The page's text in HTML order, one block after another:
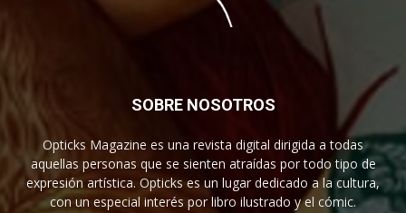
SOBRE NOSOTROS
Opticks Magazine es una revista digital dirigida a todas
aquellas personas que se sienten atraídas por todo tipo de
expresión artística. Opticks es un lugar dedicado a la cultura,
con un especial interés por libro ilustrado y el cómic.